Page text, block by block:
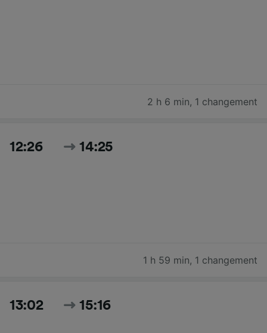
2 h 6 min, 1 changement
12:26 14:25
1 h 59 min, 1 changement
13:02 15:16